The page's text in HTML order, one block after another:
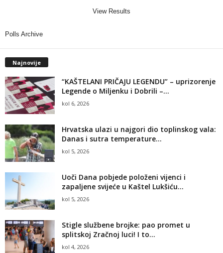
View Results
Polls Archive
Najnovije
“KAŠTELANI PRIČAJU LEGENDU” – uprizorenje
Legende o Miljenku i Dobrili –...
kol 6, 2026
Hrvatska ulazi u najgori dio toplinskog vala:
Danas i sutra temperature...
kol 5, 2026
Uoči Dana pobjede položeni vijenci i
zapaljene svijeće u Kaštel Lukšiću...
kol 5, 2026
Stigle službene brojke: pao promet u
splitskoj Zračnoj luci! I to...
kol 4, 2026